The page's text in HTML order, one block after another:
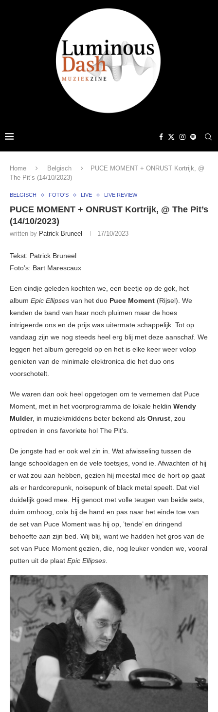
Home Belgisch
PUCE MOMENT + ONRUST Kortrijk, @
The Pit’s (14/10/2023)
BELGISCH FOTO'S LIVE LIVE REVIEW
PUCE MOMENT + ONRUST Kortrijk, @ The Pit’s
(14/10/2023)
written by Patrick Bruneel 17/10/2023
Tekst: Patrick Bruneel
Foto’s: Bart Marescaux
Een eindje geleden kochten we, een beetje op de gok, het
album Epic Ellipses van het duo Puce Moment (Rijsel). We
kenden de band van haar noch pluimen maar de hoes
intrigeerde ons en de prijs was uitermate schappelijk. Tot op
vandaag zijn we nog steeds heel erg blij met deze aanschaf. We
leggen het album geregeld op en het is elke keer weer volop
genieten van de minimale elektronica die het duo ons
voorschotelt.
We waren dan ook heel opgetogen om te vernemen dat Puce
Moment, met in het voorprogramma de lokale heldin Wendy
Mulder, in muziekmiddens beter bekend als Onrust, zou
optreden in ons favoriete hol The Pit’s.
De jongste had er ook wel zin in. Wat afwisseling tussen de
lange schooldagen en de vele toetsjes, vond ie. Afwachten of hij
er wat zou aan hebben, gezien hij meestal mee de hort op gaat
als er hardcorepunk, noisepunk of black metal speelt. Dat viel
duidelijk goed mee. Hij genoot met volle teugen van beide sets,
duim omhoog, cola bij de hand en pas naar het einde toe van
de set van Puce Moment was hij op, ’tende’ en dringend
behoefte aan zijn bed. Wij blij, want we hadden het gros van de
set van Puce Moment gezien, die, nog leuker vonden we, vooral
putten uit de plaat Epic Ellipses.